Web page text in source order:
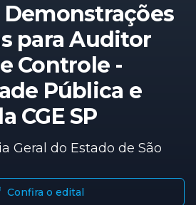
para Auditor
Controle -
Pública e
CGE SP
Geral do Estado de São
Confira o edital